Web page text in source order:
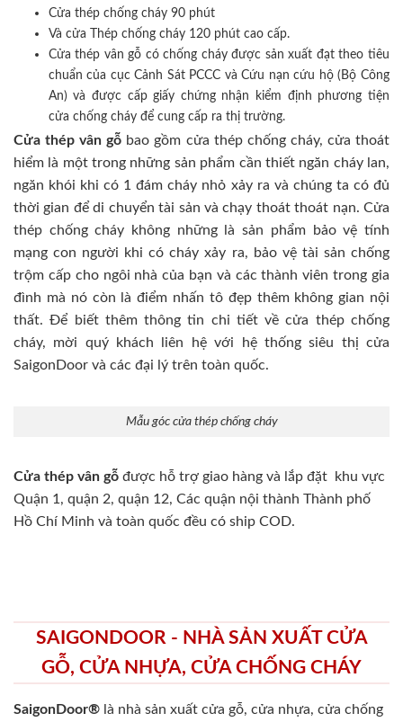
Cửa thép chống cháy 90 phút
Và cửa Thép chống cháy 120 phút cao cấp.
Cửa thép vân gỗ có chống cháy được sản xuất đạt theo tiêu
chuẩn của cục Cảnh Sát PCCC và Cứu nạn cứu hộ (Bộ Công
An) và được cấp giấy chứng nhận kiểm định phương tiện
cửa chống cháy để cung cấp ra thị trường.
Cửa thép vân gỗ bao gồm cửa thép chống cháy, cửa thoát
hiểm là một trong những sản phẩm cần thiết ngăn cháy lan,
ngăn khói khi có 1 đám cháy nhỏ xảy ra và chúng ta có đủ
thời gian để di chuyển tài sản và chạy thoát thoát nạn. Cửa
thép chống cháy không những là sản phẩm bảo vệ tính
mạng con người khi có cháy xảy ra, bảo vệ tài sản chống
trộm cấp cho ngôi nhà của bạn và các thành viên trong gia
đình mà nó còn là điểm nhấn tô đẹp thêm không gian nội
thất. Để biết thêm thông tin chi tiết về cửa thép chống
cháy, mời quý khách liên hệ với hệ thống siêu thị cửa
SaigonDoor và các đại lý trên toàn quốc.
Mẫu góc cửa thép chống cháy
Cửa thép vân gỗ được hỗ trợ giao hàng và lắp đặt khu vực
Quận 1, quận 2, quận 12, Các quận nội thành Thành phố
Hồ Chí Minh và toàn quốc đều có ship COD.
SAIGONDOOR - NHÀ SẢN XUẤT CỬA
GỖ, CỬA NHỰA, CỬA CHỐNG CHÁY
SaigonDoor® là nhà sản xuất cửa gỗ, cửa nhựa, cửa chống